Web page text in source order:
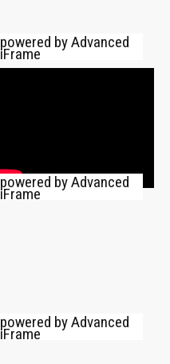
powered by Advanced
iFrame
powered by Advanced
iFrame
powered by Advanced
iFrame